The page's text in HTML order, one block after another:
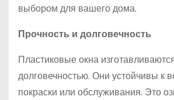
выбором для вашего дома.
Прочность и долговечность
Пластиковые окна
долговечностью. Они устойчивы к
покраски или обслуживания. Это